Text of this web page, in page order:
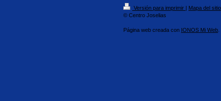
Versión para imprimir | Mapa del sitio
© Centro Joselias
Página web creada con IONOS Mi Web